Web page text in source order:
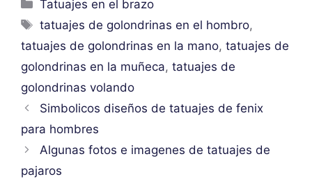
Tatuajes en el brazo
Etiquetas
tatuajes de golondrinas en el hombro,
tatuajes de golondrinas en la mano, tatuajes de
golondrinas en la muñeca, tatuajes de
golondrinas volando
Simbolicos diseños de tatuajes de fenix
para hombres
Algunas fotos e imagenes de tatuajes de
pajaros